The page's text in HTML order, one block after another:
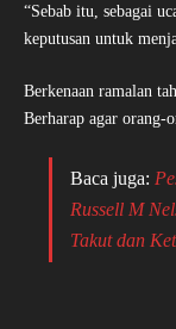
“Sebab itu, sebagai
keputusan untuk
Berkenaan ramalan
Berharap agar orang-
Baca juga:
Russell M
Takut dan